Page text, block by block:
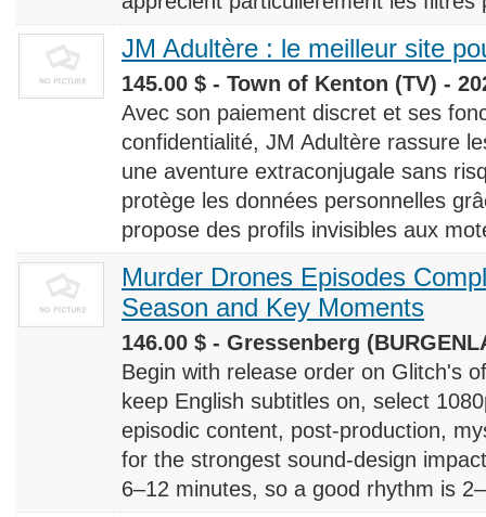
JM Adultère : le meilleur site
145.00 $ - Town of Kenton (TV) -
Avec son paiement discret et ses
confidentialité, JM Adultère rassure
une aventure extraconjugale sans
protège les données personnelles
propose des profils invisibles aux
Murder Drones Episodes
Season and Key Moments
146.00 $ - Gressenberg
Begin with release order on Glitch's
keep English subtitles on, select
episodic content, post-production,
for the strongest sound-design
6–12 minutes, so a good rhythm is